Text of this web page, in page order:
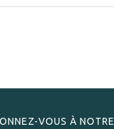
VOUS À NOTRE